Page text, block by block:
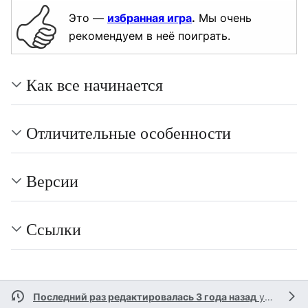
Это — избранная игра. Мы очень
рекомендуем в неё поиграть.
Как все начинается
Отличительные особенности
Версии
Ссылки
Последний раз редактировалась 3 года назад участником